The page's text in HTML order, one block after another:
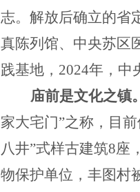
志。解放后确立的省
真陈列馆、中央苏区
践基地， 2024年，中
庙前是文化之镇。
家大宅门”之称，目
八井”式样古建筑8座
物保护单位，丰图村